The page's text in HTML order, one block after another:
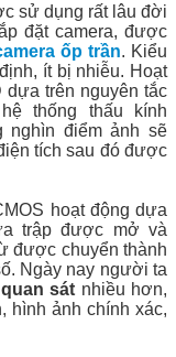
sử dụng rất lâu đời
đặt camera, được
ốp trần. Kiểu
ít bị nhiễu. Hoạt
dựa trên nguyên tắc
thống thấu kính
nghìn điểm ảnh sẽ
tích sau đó được
hoạt động dựa
trập được mở và
được chuyển thành
Ngày nay người ta
sát nhiều hơn,
hình ảnh chính xác,